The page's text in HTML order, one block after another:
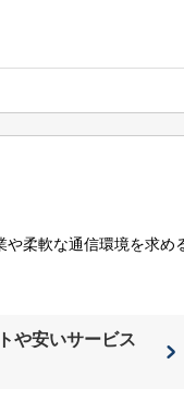
や柔軟な通信環境を求め
や安いサービス